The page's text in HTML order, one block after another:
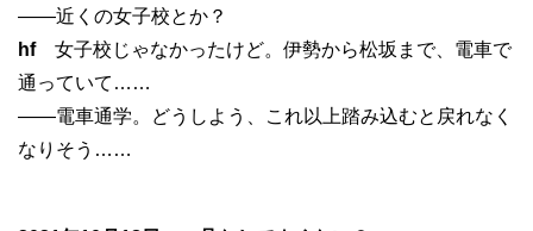
——近くの女子校とか？
hf女子校じゃなかったけど。伊勢から松坂まで、電車で
通っていて……
——電車通学。どうしよう、これ以上踏み込むと戻れなく
なりそう……